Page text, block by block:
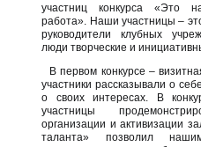
участниц конкурса «Это
работа». Наши участницы –
руководители клубных
люди творческие и
В первом конкурсе –
участники рассказывали о
о своих интересах. В
участницы
организации и активизации
таланта» позволил